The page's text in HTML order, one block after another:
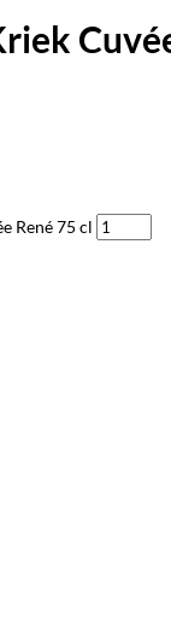
René 75 cl